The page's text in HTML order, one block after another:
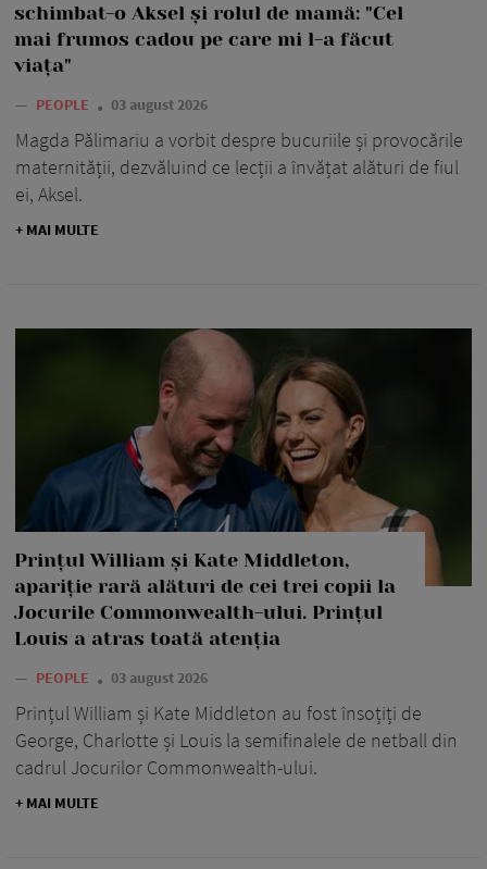
schimbat-o Aksel și rolul de mamă: "Cel
mai frumos cadou pe care mi l-a făcut
viața"
— PEOPLE 03 august 2026
Magda Pălimariu a vorbit despre bucuriile și provocările
maternității, dezvăluind ce lecții a învățat alături de fiul
ei, Aksel.
+ MAI MULTE
Prințul William și Kate Middleton,
apariție rară alături de cei trei copii la
Jocurile Commonwealth-ului. Prințul
Louis a atras toată atenția
— PEOPLE 03 august 2026
Prințul William și Kate Middleton au fost însoțiți de
George, Charlotte și Louis la semifinalele de netball din
cadrul Jocurilor Commonwealth-ului.
+ MAI MULTE